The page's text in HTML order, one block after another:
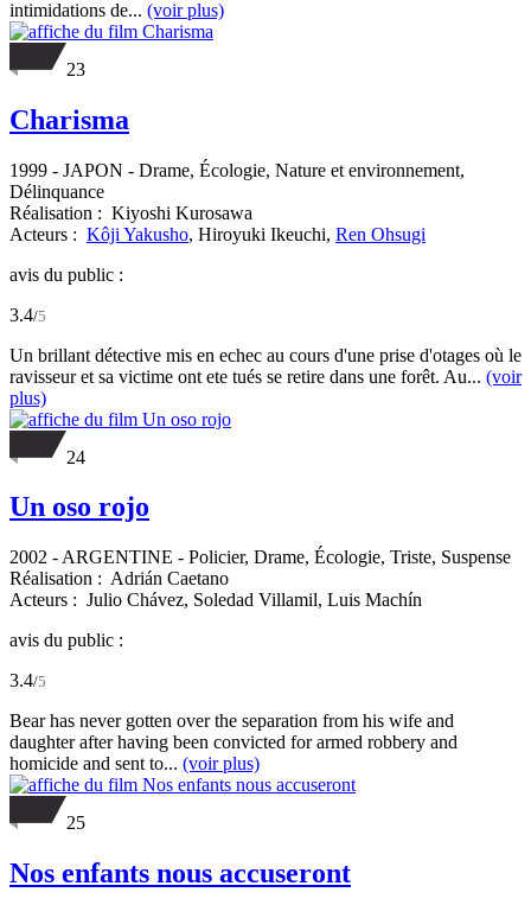
intimidations de... (voir plus)
23
Charisma
1999 - JAPON - Drame, Écologie, Nature et environnement,
Délinquance
Réalisation : Kiyoshi Kurosawa
Acteurs : Kôji Yakusho, Hiroyuki Ikeuchi, Ren Ohsugi
avis du public :
3.4/5
Un brillant détective mis en echec au cours d'une prise d'otages où le
ravisseur et sa victime ont ete tués se retire dans une forêt. Au... (voir
plus)
24
Un oso rojo
2002 - ARGENTINE - Policier, Drame, Écologie, Triste, Suspense
Réalisation : Adrián Caetano
Acteurs : Julio Chávez, Soledad Villamil, Luis Machín
avis du public :
3.4/5
Bear has never gotten over the separation from his wife and
daughter after having been convicted for armed robbery and
homicide and sent to... (voir plus)
25
Nos enfants nous accuseront